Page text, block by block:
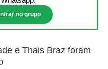
no grupo